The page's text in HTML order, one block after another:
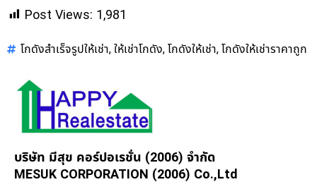
Post Views: 1,981
โกดังสำเร็จรูปให้เช่า, ให้เช่าโกดัง, โกดังให้เช่า, โกดังให้เช่าราคาถูก
บริษัท มีสุข คอร์ปอเรชั่น (2006) จำกัด
MESUK CORPORATION (2006) Co.,Ltd